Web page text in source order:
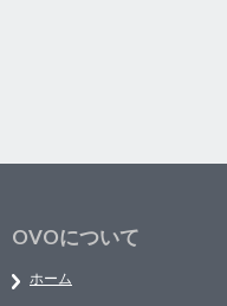
OVOについて
ホーム